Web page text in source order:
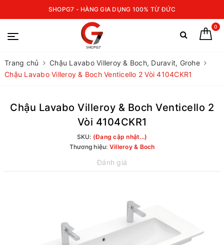
SHOPG7 - HÀNG GIA DỤNG 100% TỪ ĐỨC
0
Trang chủ
Chậu Lavabo Villeroy & Boch, Duravit, Grohe
Chậu Lavabo Villeroy & Boch Venticello 2 Vòi 4104CKR1
Chậu Lavabo Villeroy & Boch Venticello 2
Vòi 4104CKR1
SKU: (Đang cập nhật...)
Thương hiệu: Villeroy & Boch
Đánh giá